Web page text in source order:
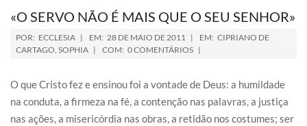
«O SERVO NÃO É MAIS QUE O SEU SENHOR»
POR: ECCLESIA EM: 28 DE MAIO DE 2011 EM: CIPRIANO DE
CARTAGO, SOPHIA COM: 0 COMENTÁRIOS
O que Cristo fez e ensinou foi a vontade de Deus: a humildade
na conduta, a firmeza na fé, a contenção nas palavras, a justiça
nas ações, a misericórdia nas obras, a retidão nos costumes; ser